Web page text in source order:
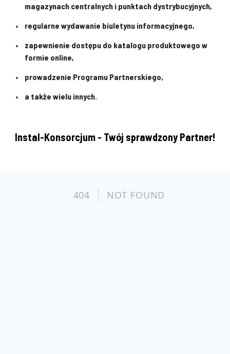
magazynach centralnych i punktach dystrybucyjnych,
regularne wydawanie biuletynu informacyjnego,
zapewnienie dostępu do katalogu produktowego w
formie online,
prowadzenie Programu Partnerskiego,
a także wielu innych.
Instal-Konsorcjum - Twój sprawdzony Partner!